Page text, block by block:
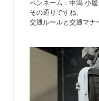
ペンネーム：中潟 小
その通りですね。
交通ルールと交通マナ